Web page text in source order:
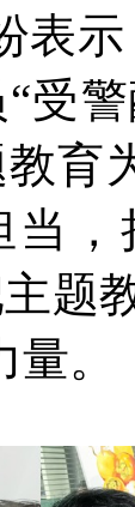
示
受
育
当
题
量